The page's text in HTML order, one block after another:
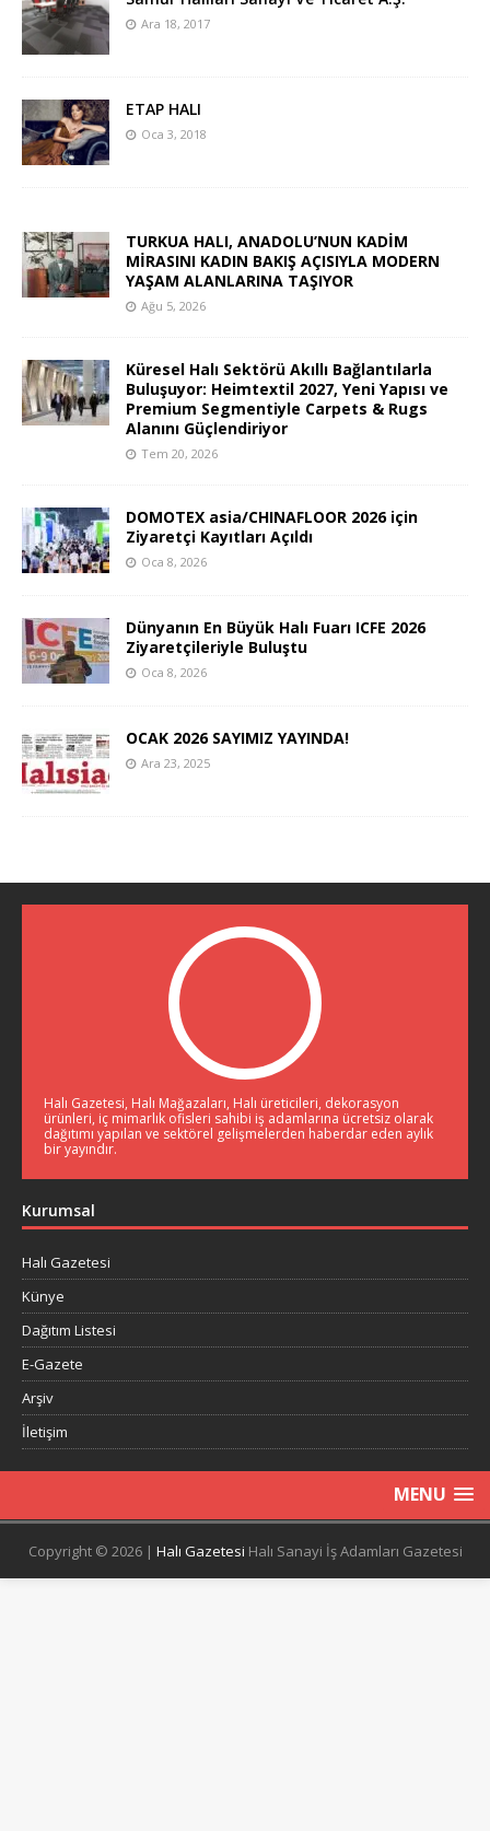
Ara 18, 2017
ETAP HALI
Oca 3, 2018
TURKUA HALI, ANADOLU’NUN KADİM
MİRASINI KADIN BAKIŞ AÇISIYLA MODERN
YAŞAM ALANLARINA TAŞIYOR
Ağu 5, 2026
Küresel Halı Sektörü Akıllı Bağlantılarla
Buluşuyor: Heimtextil 2027, Yeni Yapısı ve
Premium Segmentiyle Carpets & Rugs
Alanını Güçlendiriyor
Tem 20, 2026
DOMOTEX asia/CHINAFLOOR 2026 için
Ziyaretçi Kayıtları Açıldı
Oca 8, 2026
Dünyanın En Büyük Halı Fuarı ICFE 2026
Ziyaretçileriyle Buluştu
Oca 8, 2026
OCAK 2026 SAYIMIZ YAYINDA!
Ara 23, 2025
Halı Gazetesi, Halı Mağazaları, Halı üreticileri, dekorasyon
ürünleri, iç mimarlık ofisleri sahibi iş adamlarına ücretsiz olarak
dağıtımı yapılan ve sektörel gelişmelerden haberdar eden aylık
bir yayındır.
Kurumsal
Halı Gazetesi
Künye
Dağıtım Listesi
E-Gazete
Arşiv
İletişim
MENU
Copyright © 2026 | Halı Gazetesi Halı Sanayi İş Adamları Gazetesi